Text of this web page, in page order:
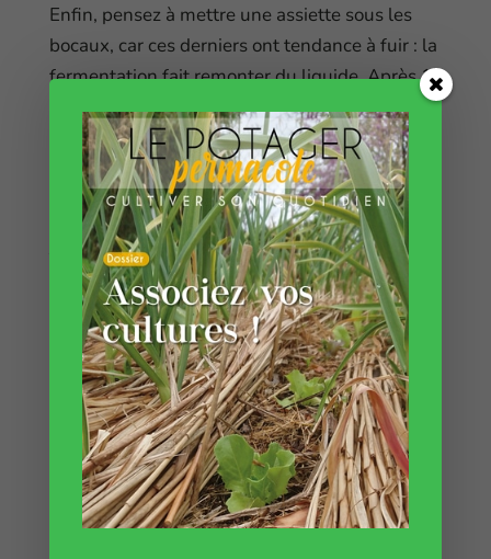
Enfin, pensez à mettre une assiette sous les
bocaux, car ces derniers ont tendance à fuir : la
fermentation fait remonter du liquide. Après 1
à 3 semaines, selon les légumes, votre
préparation est prête à être dégustée ou
conservée. Pour les betteraves, comptez 2
semaines.
J’ai essayé les betteraves rapées avec de
l’estragon en aromates : un pur délice !
Envie d’en savoir plus ?
Pour en savoir plus sur la lacto fermentation,
rendez vous surhttps://nicrunicuit.com/. Le
blog est très intéressant, tout comme le livre
de Marie-Claire, l’auteure. Vous y trouverez de
nombreuses recettes !